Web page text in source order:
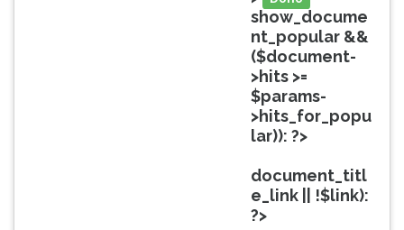
show_docume
nt_popular &&
($document-
>hits >=
$params-
>hits_for_popu
lar)): ?>
document_titl
e_link || !$link):
?>